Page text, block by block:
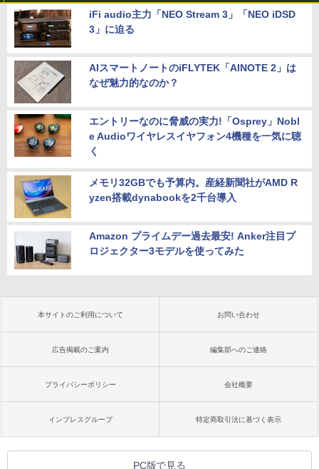
iFi audio主力「NEO Stream 3」「NEO iDSD
3」に迫る
AIスマートノートのiFLYTEK「AINOTE 2」は
なぜ魅力的なのか？
エントリーなのに脅威の実力!「Osprey」Nobl
e Audioワイヤレスイヤフォン4機種を一気に聴
く
メモリ32GBでも予算内。産経新聞社がAMD R
yzen搭載dynabookを2千台導入
Amazon プライムデー過去最安! Anker注目プ
ロジェクター3モデルを使ってみた
本サイトのご利用について お問い合わせ
広告掲載のご案内 編集部へのご連絡
プライバシーポリシー 会社概要
インプレスグループ 特定商取引法に基づく表示
PC版で見る